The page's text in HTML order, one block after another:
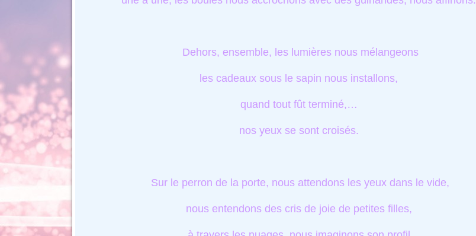
Dehors, ensemble, les lumières nous mélangeons
les cadeaux sous le sapin nous installons,
quand tout fût terminé,…
nos yeux se sont croisés.
Sur le perron de la porte, nous attendons les yeux dans le vide,
nous entendons des cris de joie de petites filles,